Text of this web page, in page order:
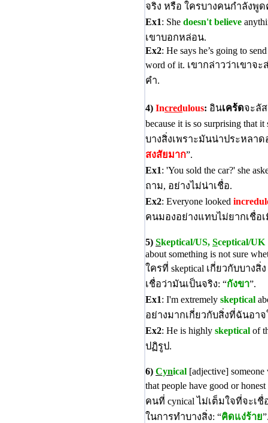
จริง หรือ ใครบางคนกำลังพูด
Ex1: She doesn't believe
เขาบอกหล่อน.
Ex2: He says he’s going to
word of it. เขากล่าวว่าเขาจ
คำ.
4) Incredulous: อินเคร้ดจะลัส
because it is so surprising
บางสิ่งเพราะมันน่าประหลาด
สงสัยมาก”.
Ex1: 'You sold the car?' she
ถาม, อย่างไม่น่าเชื่อ.
Ex2: Everyone looked
คนมองอย่างแทบไม่ยากเชื่อ
5) Skeptical/US, Sceptical/UK
about something is not sure
ใครที่ skeptical เกี่ยวกับบาง
เชื่อว่ามันเป็นจริง: “กังขา”.
Ex1: I'm extremely skeptical
อย่างมากเกี่ยวกับสิ่งที่ฉันอา
Ex2: He is highly skeptical of
ปฏิรูป.
6) Cynical [adjective]
that people have good or
คนที่ cynical ไม่เต็มใจที่จะ
ในการทำบางสิ่ง: “คิดแง่ร้าย